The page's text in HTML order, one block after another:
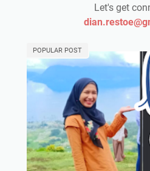
Let's get
POPULAR POST